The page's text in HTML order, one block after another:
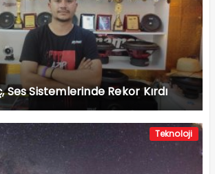
Ses Sistemlerinde Rekor Kırdı
Teknoloji